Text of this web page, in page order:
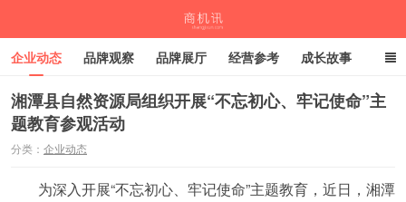
企业动态 品牌观察 品牌展厅 经营参考 成长故事
深度观察 伙伴计划
湘潭县自然资源局组织开展“不忘初心、牢记使命”主
题教育参观活动
分类： 企业动态
为深入开展“不忘初心、牢记使命”主题教育，近日，湘潭